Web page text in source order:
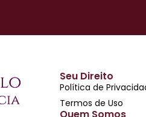
Seu Direito
Política de
Termos de Uso